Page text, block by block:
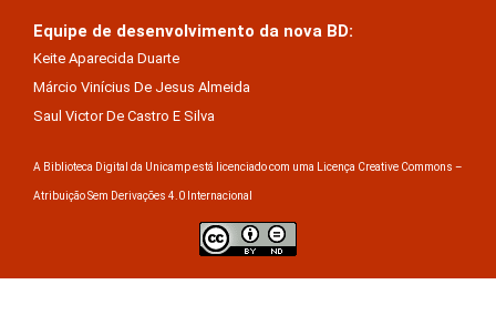
Equipe de desenvolvimento da nova BD:
Keite Aparecida Duarte
Márcio Vinícius De Jesus Almeida
Saul Victor De Castro E Silva
A Biblioteca Digital da Unicamp está licenciado com uma Licença Creative Commons –
Atribuição Sem Derivações 4.0 Internacional